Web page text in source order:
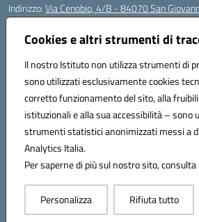
Cookies e altri strumenti di
Il nostro Istituto non utilizza strumenti di
sono utilizzati esclusivamente cookies
corretto funzionamento del sito, alla
istituzionali e alla sua accessibilità – sono
strumenti statistici anonimizzati messi a
Analytics Italia.
Per saperne di più sul nostro sito, consulta
Personalizza Rifiuta tutto
Indirizzo:Via Cenobio, 4/B - 84070 San
Centralino:
Posta elettronica certificata (PEC):
Codice fiscale: 84001740657
Codice meccanografico:SAIC815005
Codice Indice delle Pubbliche Amministrazioni
Codice unico di fatturazione (CUF): UFDQ9V
Hosting & Powered by 3D
Concept & Design by